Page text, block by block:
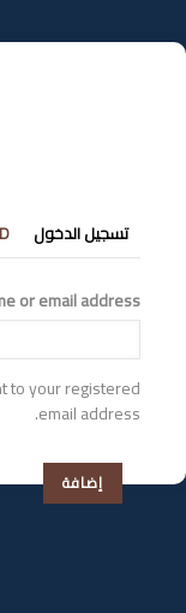
إلى
المحتوى
التبويبات
الأساسية
تسجيل الدخول
or email address
to your registered
email address.